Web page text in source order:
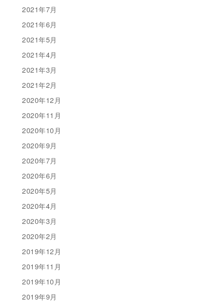
2021年7月
2021年6月
2021年5月
2021年4月
2021年3月
2021年2月
2020年12月
2020年11月
2020年10月
2020年9月
2020年7月
2020年6月
2020年5月
2020年4月
2020年3月
2020年2月
2019年12月
2019年11月
2019年10月
2019年9月